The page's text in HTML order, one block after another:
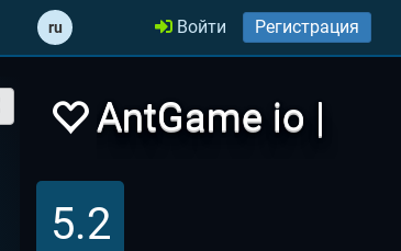
ru Войти Регистрация
AntGame io |
Муравьи ио
5.2